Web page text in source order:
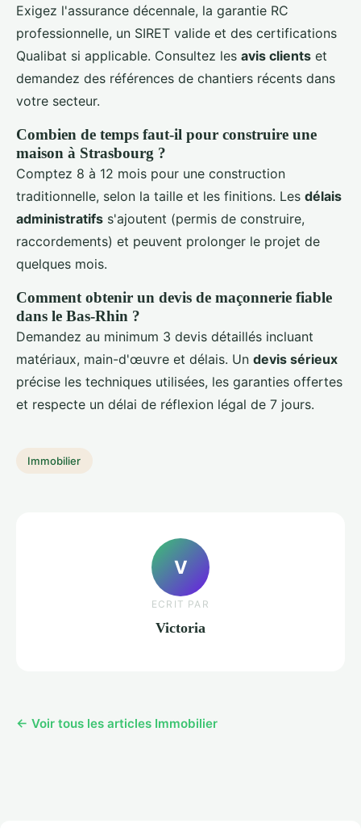
Exigez l'assurance décennale, la garantie RC
professionnelle, un SIRET valide et des certifications
Qualibat si applicable. Consultez les avis clients et
demandez des références de chantiers récents dans
votre secteur.
Combien de temps faut-il pour construire une
maison à Strasbourg ?
Comptez 8 à 12 mois pour une construction
traditionnelle, selon la taille et les finitions. Les délais
administratifs s'ajoutent (permis de construire,
raccordements) et peuvent prolonger le projet de
quelques mois.
Comment obtenir un devis de maçonnerie fiable
dans le Bas-Rhin ?
Demandez au minimum 3 devis détaillés incluant
matériaux, main-d'œuvre et délais. Un devis sérieux
précise les techniques utilisées, les garanties offertes
et respecte un délai de réflexion légal de 7 jours.
Immobilier
V
ECRIT PAR
Victoria
← Voir tous les articles Immobilier